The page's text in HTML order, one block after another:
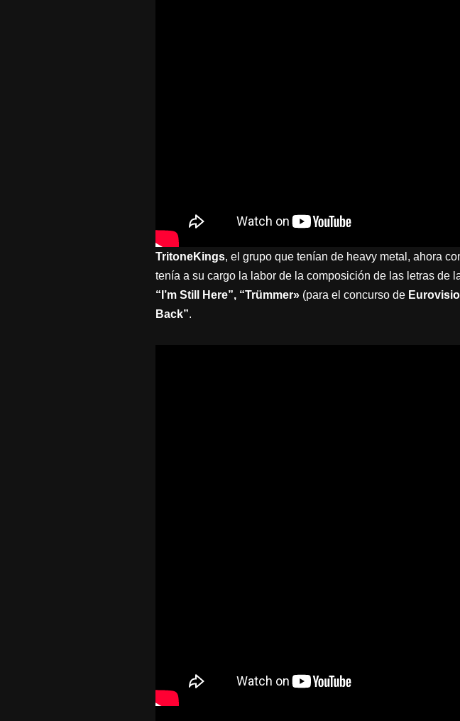
TritoneKings, el grupo que tenían de heavy metal, ahora
tenía a su cargo la labor de la composición de las letras de
“I’m Still Here”, “Trümmer» (para el concurso de
Back”.